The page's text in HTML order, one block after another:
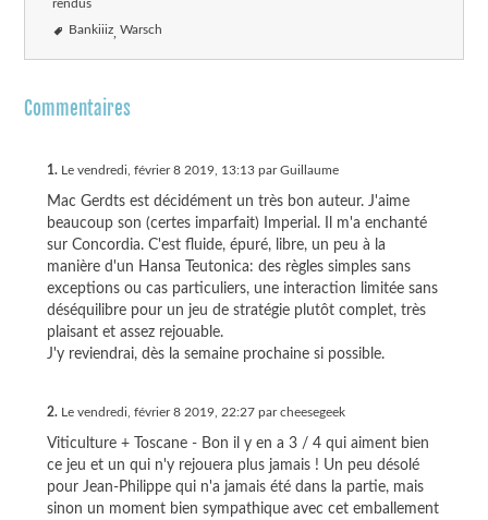
rendus
Bankiiiz Warsch
Commentaires
1.Le vendredi, février 8 2019, 13:13 par Guillaume
Mac Gerdts est décidément un très bon auteur. J'aime
beaucoup son (certes imparfait) Imperial. Il m'a enchanté
sur Concordia. C'est fluide, épuré, libre, un peu à la
manière d'un Hansa Teutonica: des règles simples sans
exceptions ou cas particuliers, une interaction limitée sans
déséquilibre pour un jeu de stratégie plutôt complet, très
plaisant et assez rejouable.
J'y reviendrai, dès la semaine prochaine si possible.
2.Le vendredi, février 8 2019, 22:27 par cheesegeek
Viticulture + Toscane - Bon il y en a 3 / 4 qui aiment bien
ce jeu et un qui n'y rejouera plus jamais ! Un peu désolé
pour Jean-Philippe qui n'a jamais été dans la partie, mais
sinon un moment bien sympathique avec cet emballement